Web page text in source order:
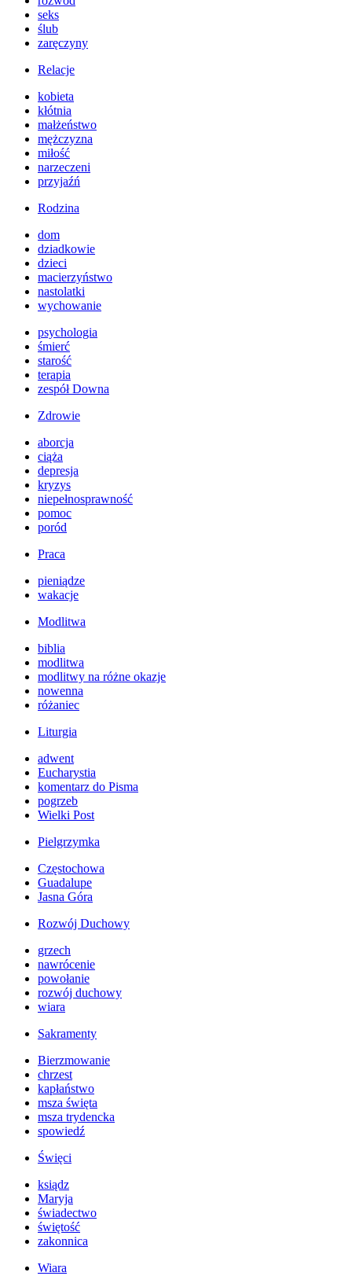
seks
ślub
zaręczyny
Relacje
kobieta
kłótnia
małżeństwo
mężczyzna
miłość
narzeczeni
przyjaźń
Rodzina
dom
dziadkowie
dzieci
macierzyństwo
nastolatki
wychowanie
psychologia
śmierć
starość
terapia
zespół Downa
Zdrowie
aborcja
ciąża
depresja
kryzys
niepełnosprawność
pomoc
poród
Praca
pieniądze
wakacje
Modlitwa
biblia
modlitwa
modlitwy na różne okazje
nowenna
różaniec
Liturgia
adwent
Eucharystia
komentarz do Pisma
pogrzeb
Wielki Post
Pielgrzymka
Częstochowa
Guadalupe
Jasna Góra
Rozwój Duchowy
grzech
nawrócenie
powołanie
rozwój duchowy
wiara
Sakramenty
Bierzmowanie
chrzest
kapłaństwo
msza święta
msza trydencka
spowiedź
Święci
ksiądz
Maryja
świadectwo
świętość
zakonnica
Wiara